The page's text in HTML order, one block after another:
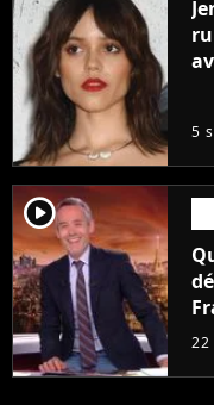
5
player2
à